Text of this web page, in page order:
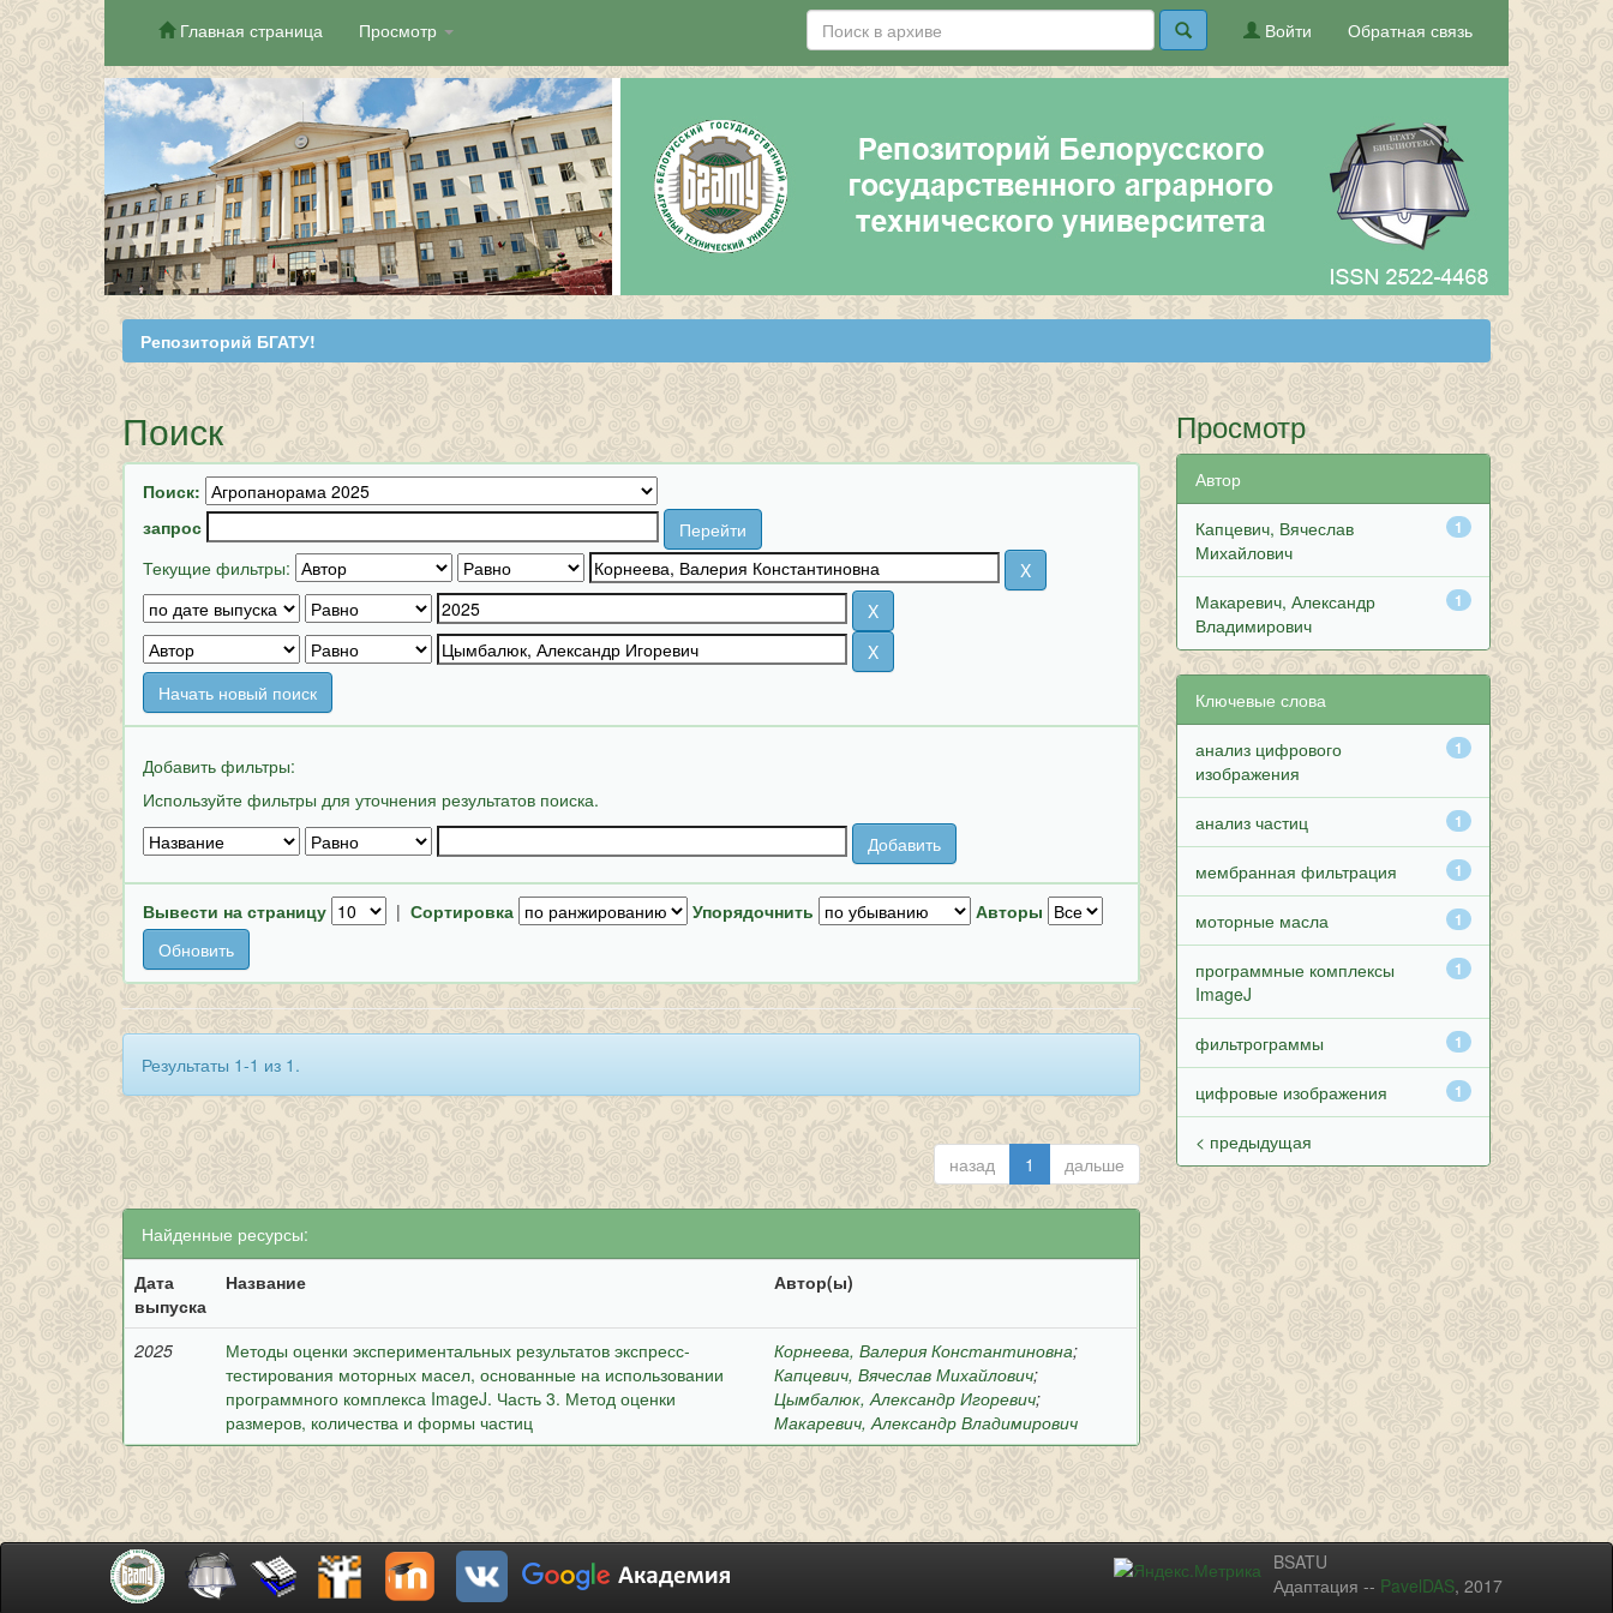
Skip
navigation
Главная страница Просмотр Обратная связь
Войти
Репозиторий БГАТУ!
Поиск
Поиск:
запрос
Текущие фильтры:
Начать новый поиск
Добавить фильтры:
Используйте фильтры для уточнения результатов поиска.
Вывести на страницу | Сортировка Упорядочнить Авторы
Результаты 1-1 из 1.
назад 1 дальше
Найденные ресурсы:
Дата
выпуска
Название Автор(ы)
2025
Методы оценки экспериментальных результатов экспресс-
тестирования моторных масел, основанные на использовании
программного комплекса ImageJ. Часть 3. Метод оценки
размеров, количества и формы частиц
Корнеева, Валерия Константиновна;
Капцевич, Вячеслав Михайлович;
Цымбалюк, Александр Игоревич;
Макаревич, Александр Владимирович
Просмотр
Автор
1
Капцевич, Вячеслав
Михайлович
1
Макаревич, Александр
Владимирович
Ключевые слова
1
анализ цифрового
изображения
1
анализ частиц
1
мембранная фильтрация
1
моторные масла
1
программные комплексы
ImageJ
1
фильтрограммы
1
цифровые изображения
< предыдущая
BSATU
Адаптация -- PavelDAS, 2017